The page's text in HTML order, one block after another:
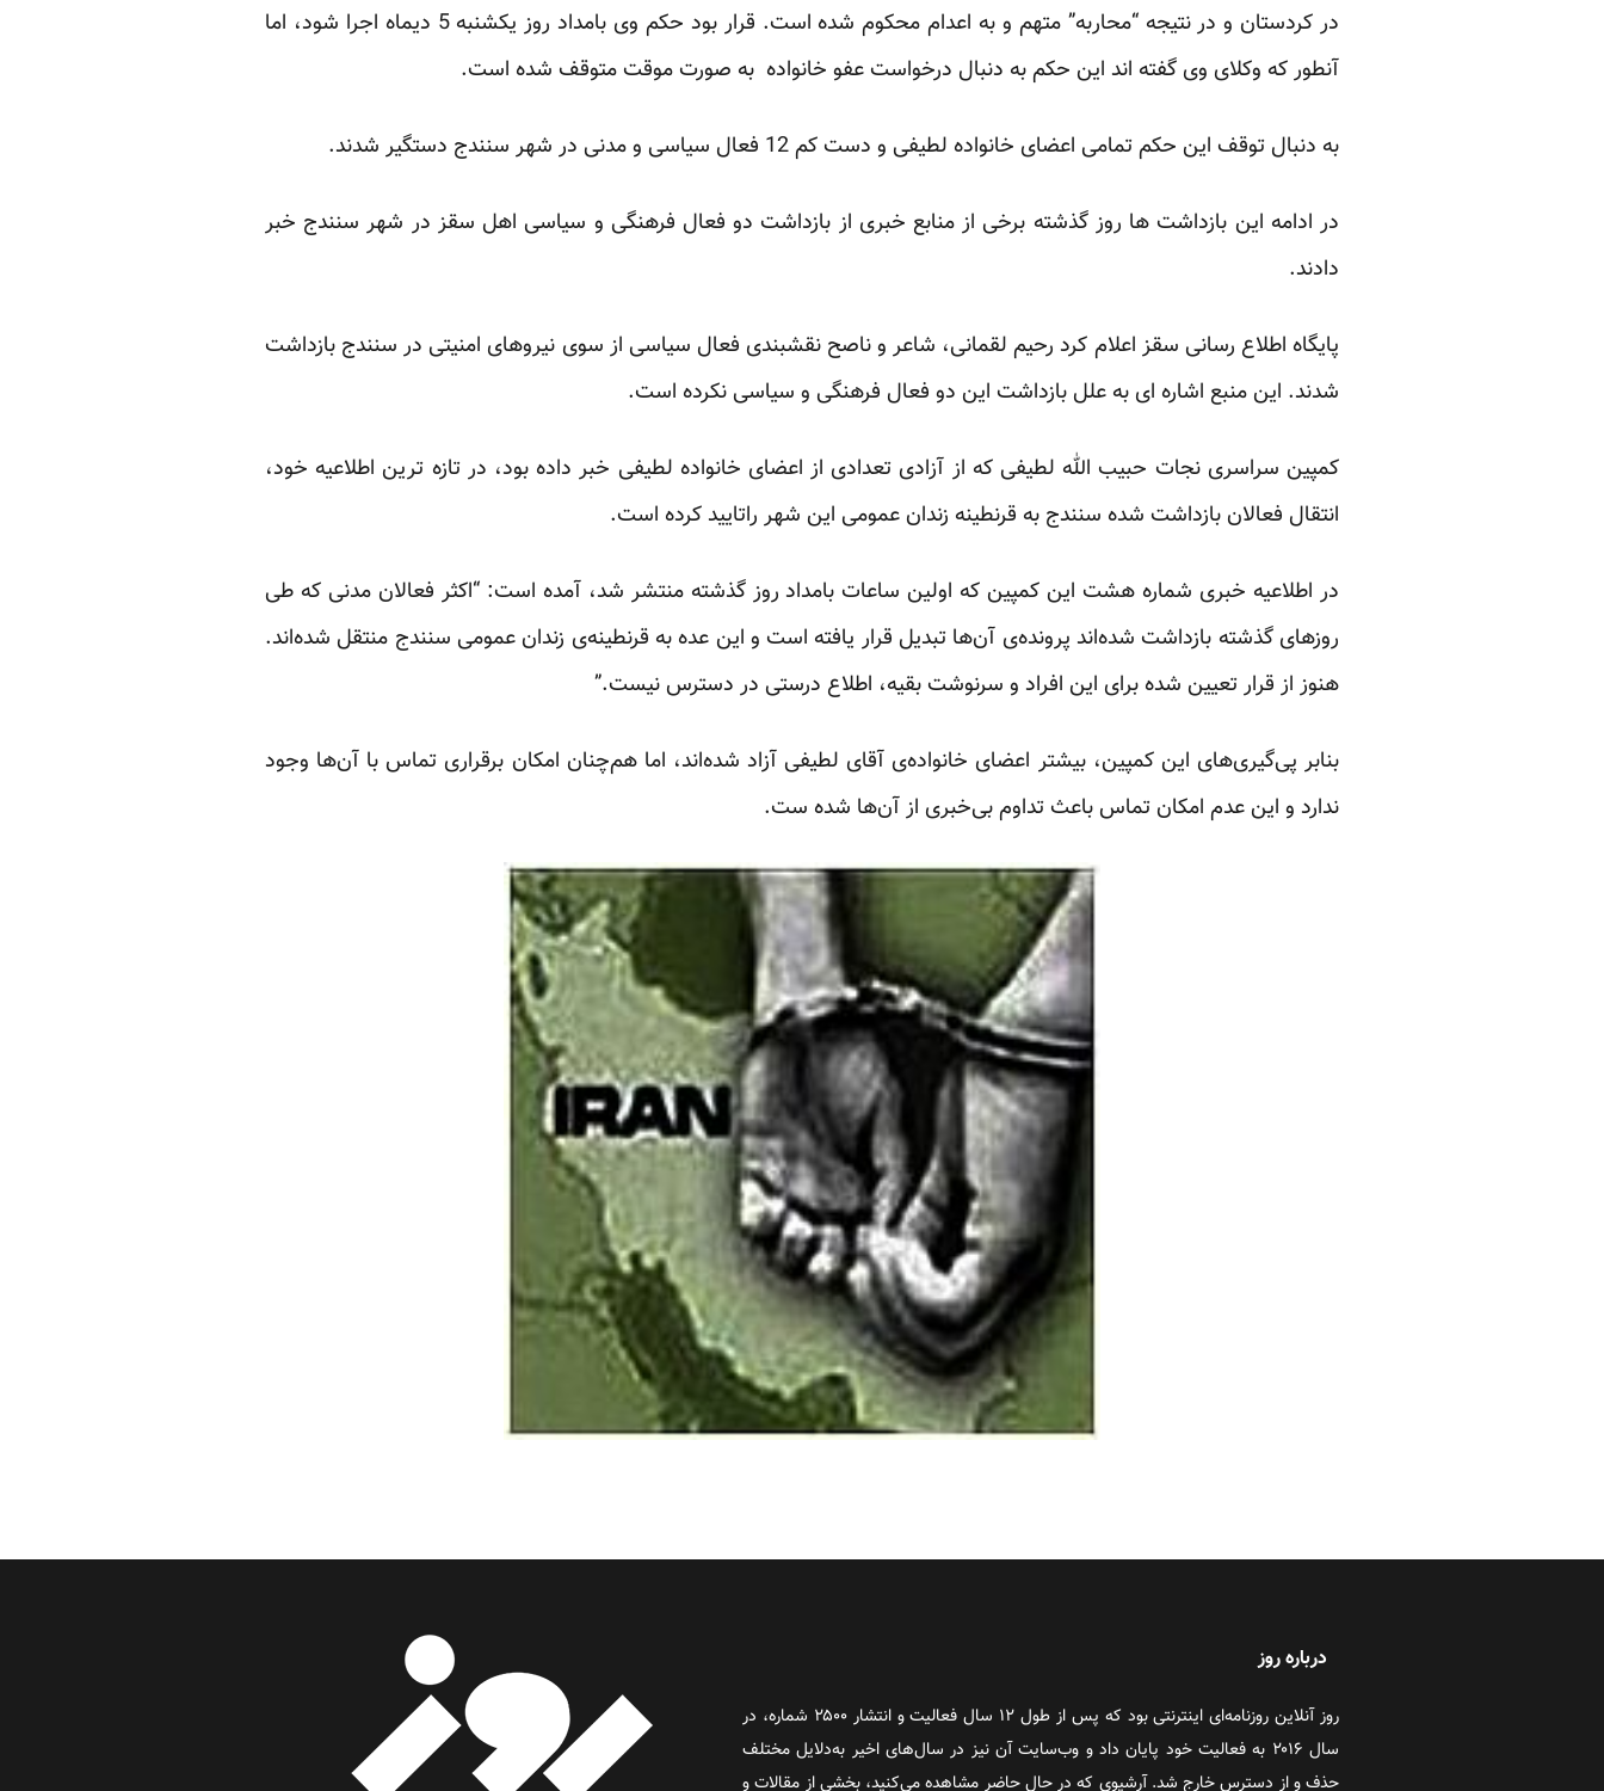
در کردستان و در نتیجه “محاربه” متهم و به اعدام محکوم شده است. قرار بود حکم وی بامداد روز یکشنبه 5 دیماه اجرا شود، اما
آنطور که وکلای وی گفته اند این حکم به دنبال درخواست عفو خانواده به صورت موقت متوقف شده است.
به دنبال توقف این حکم تمامی اعضای خانواده لطیفی و دست کم 12 فعال سیاسی و مدنی در شهر سنندج دستگیر شدند.
در ادامه این بازداشت ها روز گذشته برخی از منابع خبری از بازداشت دو فعال فرهنگی و سیاسی اهل سقز در شهر سنندج خبر
دادند.
پایگاه اطلاع رسانی سقز اعلام کرد رحیم لقمانی، شاعر و ناصح نقشبندی فعال سیاسی از سوی نیروهای امنیتی در سنندج بازداشت
شدند. این منبع اشاره ای به علل بازداشت این دو فعال فرهنگی و سیاسی نکرده است.
کمپین سراسری نجات حبیب الله لطیفی که از آزادی تعدادی از اعضای خانواده لطیفی خبر داده بود، در تازه ترین اطلاعیه خود،
انتقال فعالان بازداشت شده سنندج به قرنطینه زندان عمومی این شهر راتایید کرده است.
در اطلاعیه خبری شماره هشت این کمپین که اولین ساعات بامداد روز گذشته منتشر شد، آمده است: “اکثر فعالان مدنی که طی
روزهای گذشته بازداشت شده‌اند پرونده‌ی آن‌ها تبدیل قرار یافته است و این عده به قرنطینه‌ی زندان عمومی سنندج منتقل شده‌اند.
هنوز از قرار تعیین شده برای این افراد و سرنوشت بقیه، اطلاع درستی در دسترس نیست.”
بنابر پی‌گیری‌های این کمپین، بیشتر اعضای خانواده‌ی آقای لطیفی آزاد شده‌اند، اما هم‌چنان امکان برقراری تماس با آن‌ها وجود
ندارد و این عدم امکان تماس باعث تداوم بی‌خبری از آن‌ها شده ست.
درباره روز
روز آنلاین روزنامه‌ای اینترنتی بود که پس از طول ۱۲ سال فعالیت و انتشار ۲۵۰۰ شماره، در
سال ۲۰۱۶ به فعالیت خود پایان داد و وب‌سایت آن نیز در سال‌های اخیر به‌دلایل مختلف
حذف و از دسترس خارج شد. آرشیوی که در حال حاضر مشاهده می‌کنید، بخشی از مقالات و